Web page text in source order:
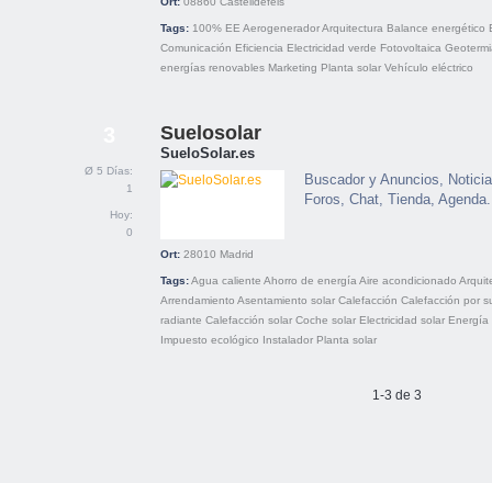
Tags: 100% EE AerogeneradorArquitectura Balance energético
Comunicación Eficiencia Electricidad verde Fotovoltaica
energías renovables Marketing Planta solar Vehículo eléctrico
Ø 5 Días:
1
Hoy:
0
Suelosolar
SueloSolar.es
Buscador y Anuncios,
Foros, Chat, Tienda, Agenda.
Ort: 28010 Madrid
Tags:Agua caliente Ahorro de energía Aire acondicionado
Arrendamiento Asentamiento solar Calefacción Calefacción por
radiante Calefacción solar Coche solar Electricidad solar Energía
Impuesto ecológico Instalador Planta solar
1-3 de 3